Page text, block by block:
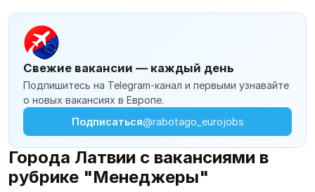
Свежие вакансии — каждый день
Подпишитесь на Telegram-канал и первыми узнавайте
о новых вакансиях в Европе.
Подписаться@rabotago_eurojobs
Города Латвии с вакансиями в
рубрике "Менеджеры"